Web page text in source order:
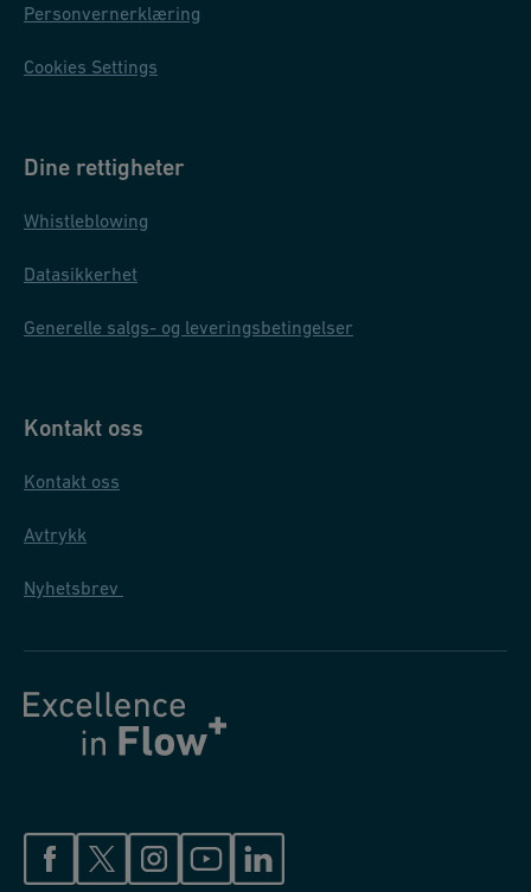
Personvernerklæring
Cookies Settings
Dine rettigheter
Whistleblowing
Datasikkerhet
Generelle salgs- og leveringsbetingelser
Kontakt oss
Kontakt oss
Avtrykk
Nyhetsbrev